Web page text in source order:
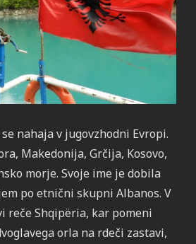
nahaja v jugovzhodni Evropi.
Makedonija, Grčija, Kosovo,
morje. Svoje ime je dobila
po etnični skupni Albanos. V
reče Shqipëria, kar pomeni
orla na rdeči zastavi,